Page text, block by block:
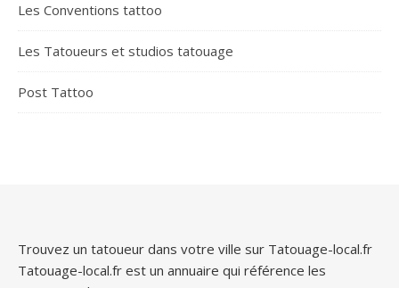
Les Conventions tattoo
Les Tatoueurs et studios tatouage
Post Tattoo
Trouvez un tatoueur dans votre ville sur Tatouage-local.fr
Tatouage-local.fr est un annuaire qui référence les